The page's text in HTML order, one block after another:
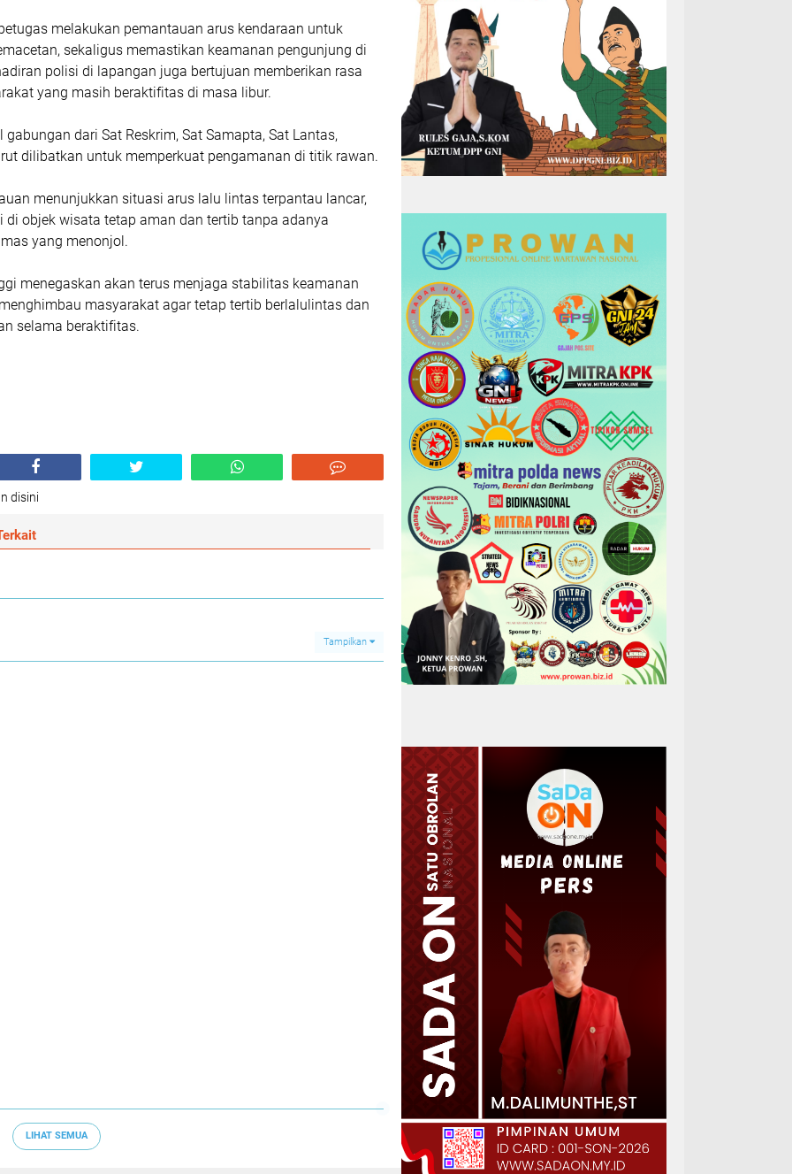
melakukan pemantauan arus kendaraan untuk
sekaligus memastikan keamanan pengunjung di
polisi di lapangan juga bertujuan memberikan rasa
yang masih beraktifitas di masa libur.
gabungan dari Sat Reskrim, Sat Samapta, Sat Lantas,
dilibatkan untuk memperkuat pengamanan di titik rawan.
menunjukkan situasi arus lalu lintas terpantau lancar,
di objek wisata tetap aman dan tertib tanpa adanya
yang menonjol.
menegaskan akan terus menjaga stabilitas keamanan
masyarakat agar tetap tertib berlalulintas dan
selama beraktifitas.
disini
Tampilkan
LIHAT SEMUA